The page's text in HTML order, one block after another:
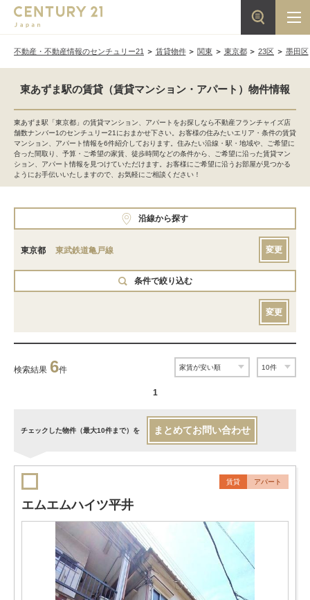
不動産・不動産情報のセンチュリー21 賃貸物件 関東 東京都 23区 墨田区
東あずま駅の賃貸（賃貸マンション・アパート）物件情報
東あずま駅「東京都」の賃貸マンション、アパートをお探しなら不動産フランチャイズ店
舗数ナンバー1のセンチュリー21におまかせ下さい。お客様の住みたいエリア・条件の賃貸
マンション、アパート情報を6件紹介しております。住みたい沿線・駅・地域や、ご希望に
合った間取り、予算・ご希望の家賃、徒歩時間などの条件から、ご希望に沿った賃貸マン
ション、アパート情報を見つけていただけます。お客様にご希望に沿うお部屋が見つかる
ようにお手伝いいたしますので、お気軽にご相談ください！
沿線から探す
東京都 東武鉄道亀戸線 変更
条件で絞り込む
変更
検索結果 6件
1
チェックした物件（最大10件まで）を まとめてお問い合わせ
賃貸 アパート
エムエムハイツ平井